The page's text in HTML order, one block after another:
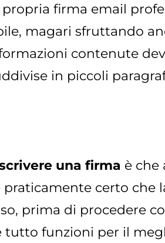
firma email
magari sfruttando
contenute
in piccoli
una firma è che
certo che
prima di procedere
tutto funzioni per il